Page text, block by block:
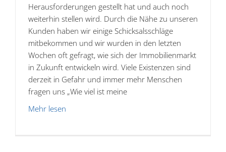
Herausforderungen gestellt hat und auch noch
weiterhin stellen wird. Durch die Nähe zu unseren
Kunden haben wir einige Schicksalsschläge
mitbekommen und wir wurden in den letzten
Wochen oft gefragt, wie sich der Immobilienmarkt
in Zukunft entwickeln wird. Viele Existenzen sind
derzeit in Gefahr und immer mehr Menschen
fragen uns „Wie viel ist meine
Mehr lesen